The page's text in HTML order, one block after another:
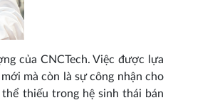
của CNCTech. Việc được lựa
mà còn là sự công nhận cho
thiếu trong hệ sinh thái bán